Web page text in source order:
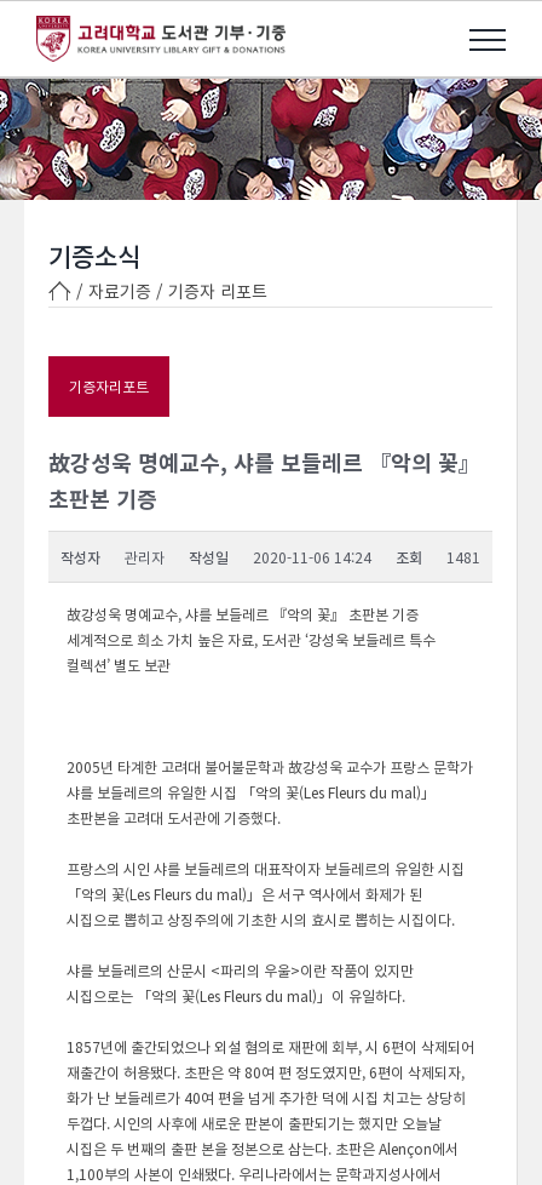
content
기증소식
/ 자료기증 / 기증자 리포트
기증자리포트
故강성욱 명예교수, 샤를 보들레르 『악의 꽃』
초판본 기증
작성자 관리자 작성일 2020-11-06 14:24 조회 1481
故강성욱 명예교수, 샤를 보들레르 『악의 꽃』 초판본 기증
세계적으로 희소 가치 높은 자료, 도서관 ‘강성욱 보들레르 특수
컬렉션’ 별도 보관
2005년 타계한 고려대 불어불문학과 故강성욱 교수가 프랑스 문학가
샤를 보들레르의 유일한 시집 「악의 꽃(Les Fleurs du mal)」
초판본을 고려대 도서관에 기증했다.
프랑스의 시인 샤를 보들레르의 대표작이자 보들레르의 유일한 시집
「악의 꽃(Les Fleurs du mal)」은 서구 역사에서 화제가 된
시집으로 뽑히고 상징주의에 기초한 시의 효시로 뽑히는 시집이다.
샤를 보들레르의 산문시 <파리의 우울>이란 작품이 있지만
시집으로는 「악의 꽃(Les Fleurs du mal)」이 유일하다.
1857년에 출간되었으나 외설 혐의로 재판에 회부, 시 6편이 삭제되어
재출간이 허용됐다. 초판은 약 80여 편 정도였지만, 6편이 삭제되자,
화가 난 보들레르가 40여 편을 넘게 추가한 덕에 시집 치고는 상당히
두껍다. 시인의 사후에 새로운 판본이 출판되기는 했지만 오늘날
시집은 두 번째의 출판 본을 정본으로 삼는다. 초판은 Alençon에서
1,100부의 사본이 인쇄됐다. 우리나라에서는 문학과지성사에서